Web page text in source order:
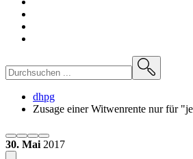
dhpg
Zusage einer Witwenrente nur für
30. Mai 2017